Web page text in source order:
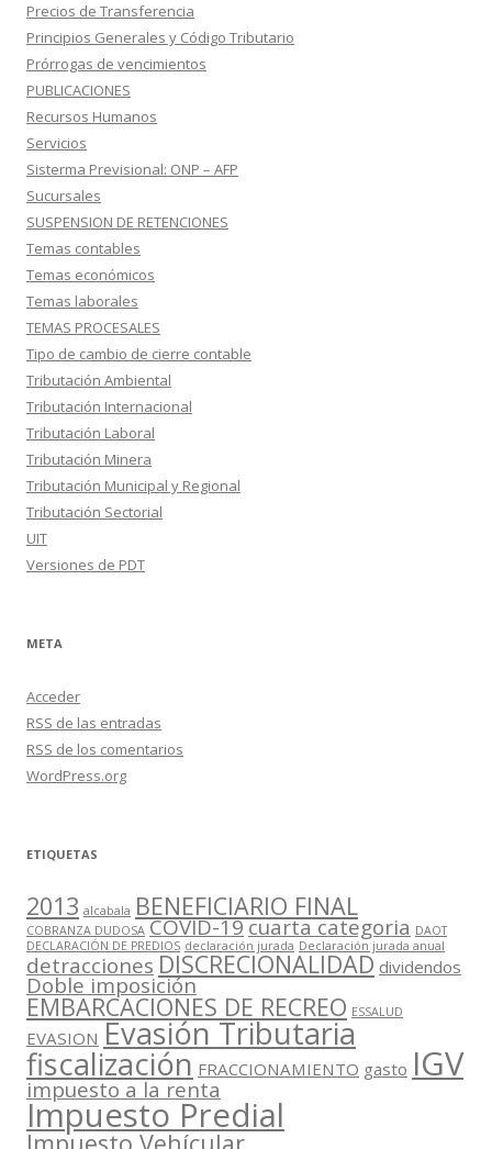
Precios de Transferencia
Principios Generales y Código Tributario
Prórrogas de vencimientos
PUBLICACIONES
Recursos Humanos
Servicios
Sisterma Previsional: ONP – AFP
Sucursales
SUSPENSION DE RETENCIONES
Temas contables
Temas económicos
Temas laborales
TEMAS PROCESALES
Tipo de cambio de cierre contable
Tributación Ambiental
Tributación Internacional
Tributación Laboral
Tributación Minera
Tributación Municipal y Regional
Tributación Sectorial
UIT
Versiones de PDT
META
Acceder
RSS de las entradas
RSS de los comentarios
WordPress.org
ETIQUETAS
2013 alcabala BENEFICIARIO FINAL
COBRANZA DUDOSA COVID-19cuarta categoria DAOT
DECLARACIÓN DE PREDIOS declaración jurada Declaración jurada anual
detracciones DISCRECIONALIDAD dividendos
Doble imposición
EMBARCACIONES DE RECREO ESSALUD
EVASION Evasión Tributaria
fiscalización FRACCIONAMIENTO gasto IGV
impuesto a la renta
Impuesto Predial